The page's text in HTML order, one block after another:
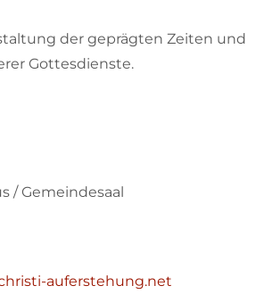
der geprägten Zeiten und
Gottesdienste.
/ Gemeindesaal
auferstehung.net